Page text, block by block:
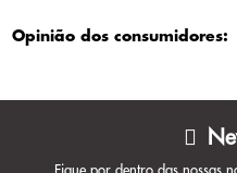
Opinião dos consumidores: